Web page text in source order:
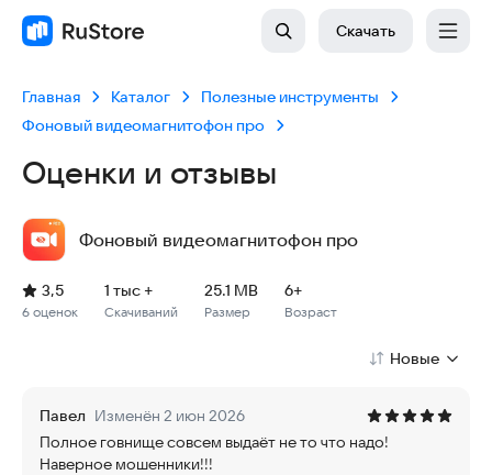
Скачать
Главная Каталог
Полезные инструменты
Фоновый видеомагнитофон про
Оценки и отзывы
Фоновый видеомагнитофон про
Рейтинг: 3,5, 6 оценок
Скачиваний: 1 тыс +
Размер файла: 25.1 MB
Возрастное ограничение: 25.1 MB
6 оценок
3,5
Скачиваний
1 тыс +
Размер
25.1 MB
Возраст
6+
Новые
Павел Изменён 2 июн 2026
Полное говнище совсем выдаёт не то что надо!
Наверное мошенники!!!